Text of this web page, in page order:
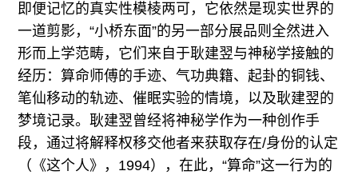
即便记忆的真实性模棱两可，它依然是现实世界的
一道剪影，“小桥东面”的另一部分展品则全然进入
形而上学范畴，它们来自于耿建翌与神秘学接触的
经历：算命师傅的手迹、气功典籍、起卦的铜钱、
笔仙移动的轨迹、催眠实验的情境，以及耿建翌的
梦境记录。耿建翌曾经将神秘学作为一种创作手
段，通过将解释权移交他者来获取存在/身份的认定
（《这个人》，1994），在此，“算命”这一行为的